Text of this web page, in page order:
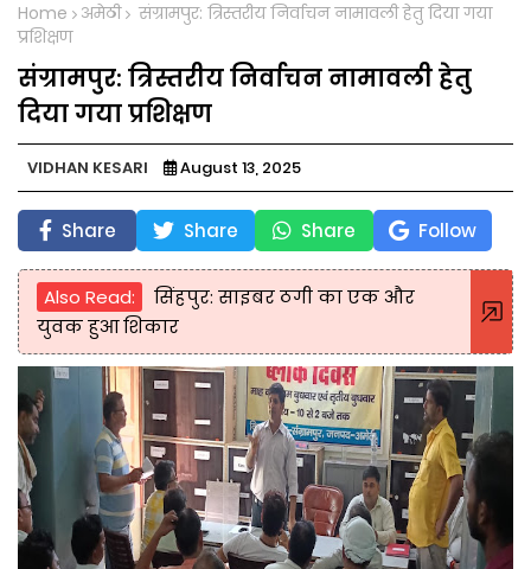
Home अमेठी
संग्रामपुर: त्रिस्तरीय निर्वाचन नामावली हेतु दिया गया
प्रशिक्षण
संग्रामपुर: त्रिस्तरीय निर्वाचन नामावली हेतु
दिया गया प्रशिक्षण
VIDHAN KESARI August 13, 2025
Share Share Share Follow
Also Read:
सिंहपुर: साइबर ठगी का एक और
युवक हुआ शिकार